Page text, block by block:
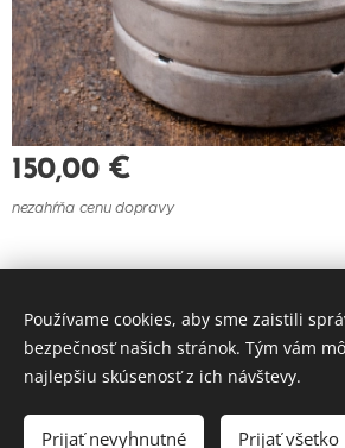
150,00€
nezahŕňa cenu dopravy
Do košíka
Cookies
Používame cookies, aby sme zaistili
bezpečnosť našich stránok. Tým vám
najlepšiu skúsenosť z ich návštevy.
Prijať nevyhnutné Prijať všetko